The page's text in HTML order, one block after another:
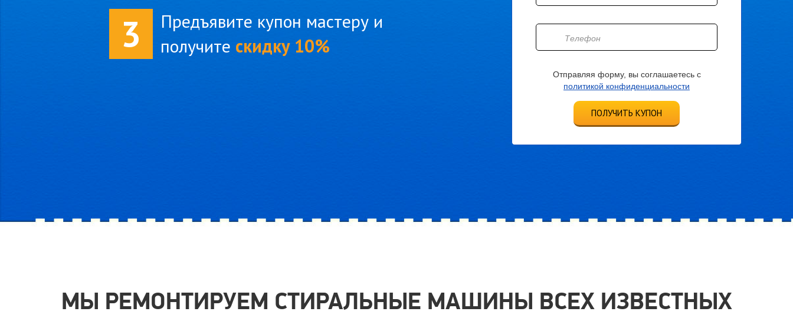
3
Предъявите купон мастеру и
получите скидку 10%
Отправляя форму, вы соглашаетесь с
политикой конфиденциальности
ПОЛУЧИТЬ КУПОН
МЫ РЕМОНТИРУЕМ СТИРАЛЬНЫЕ МАШИНЫ ВСЕХ ИЗВЕСТНЫХ